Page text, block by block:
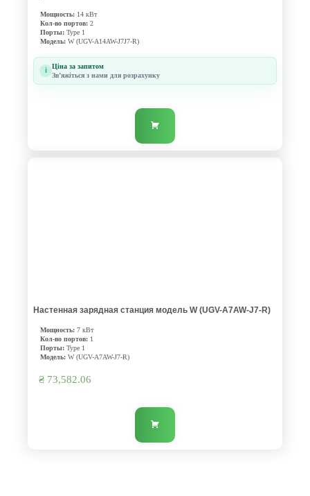
Мощность: 14 кВт
Кол-во портов: 2
Порты: Type 1
Модель: W (UGV-A14AW-J7J7-R)
i Ціна за запитом
Звʼяжіться з нами для розрахунку
Настенная зарядная станция модель W (UGV-A7AW-J7-R)
Мощность: 7 кВт
Кол-во портов: 1
Порты: Type 1
Модель: W (UGV-A7AW-J7-R)
₴ 73,582.06